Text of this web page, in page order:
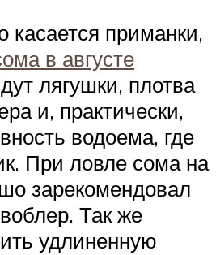
касается приманки,
в августе
лягушки, плотва
и, практически,
водоема, где
При ловле сома на
зарекомендовал
Так же
удлиненную